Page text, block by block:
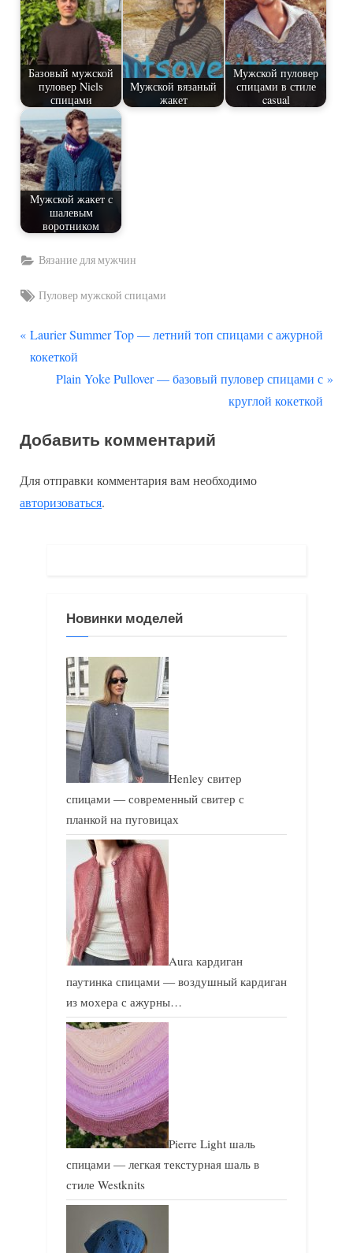
Базовый мужской
пуловер Niels
спицами
Мужской вязаный
жакет
Мужской пуловер
спицами в стиле
casual
Мужской жакет с
шалевым
воротником
Вязание для мужчин
Tags:
Пуловер мужской спицами
Навигация
П
р
д
щ
а
Laurier Summer Top — летний топ спицами с ажурной
кокеткой
С
д
ю
щ
Plain Yoke Pullover — базовый пуловер спицами с
круглой кокеткой
Добавить комментарий
Для отправки комментария вам необходимо
авторизоваться.
Новинки моделей
Henley свитер
спицами — современный свитер с
планкой на пуговицах
Aura кардиган
паутинка спицами — воздушный кардиган
из мохера с ажурны…
Pierre Light шаль
спицами — легкая текстурная шаль в
стиле Westknits